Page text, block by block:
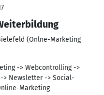
(Onlne-Marketing
-> Webcontrolling ->
-> Newsletter -> Social-
Marketing